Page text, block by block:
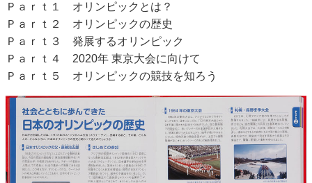
Ｐａｒｔ１ オリンピックとは？
Ｐａｒｔ２ オリンピックの歴史
Ｐａｒｔ３ 発展するオリンピック
Ｐａｒｔ４ 2020年 東京大会に向けて
Ｐａｒｔ５ オリンピックの競技を知ろう